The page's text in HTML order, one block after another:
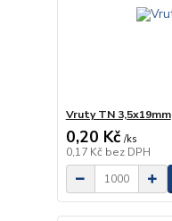
Vruty TN 3,5x19mm
0,20 Kč /ks
0,17 Kč bez DPH